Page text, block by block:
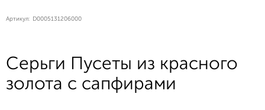
Артикул: D0005131206000
Серьги Пусеты из красного
золота с сапфирами